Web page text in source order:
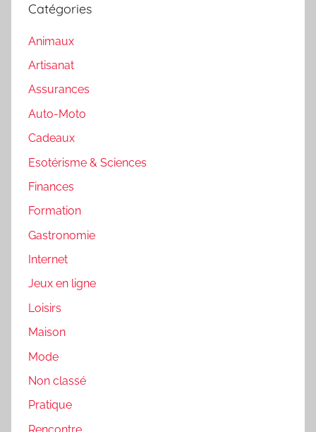
Catégories
Animaux
Artisanat
Assurances
Auto-Moto
Cadeaux
Esotérisme & Sciences
Finances
Formation
Gastronomie
Internet
Jeux en ligne
Loisirs
Maison
Mode
Non classé
Pratique
Rencontre